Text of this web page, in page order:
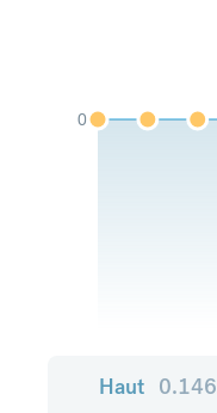
0
Haut 0.146